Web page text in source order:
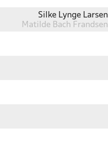
Silke Lynge Larsen
Matilde Bach Frandsen